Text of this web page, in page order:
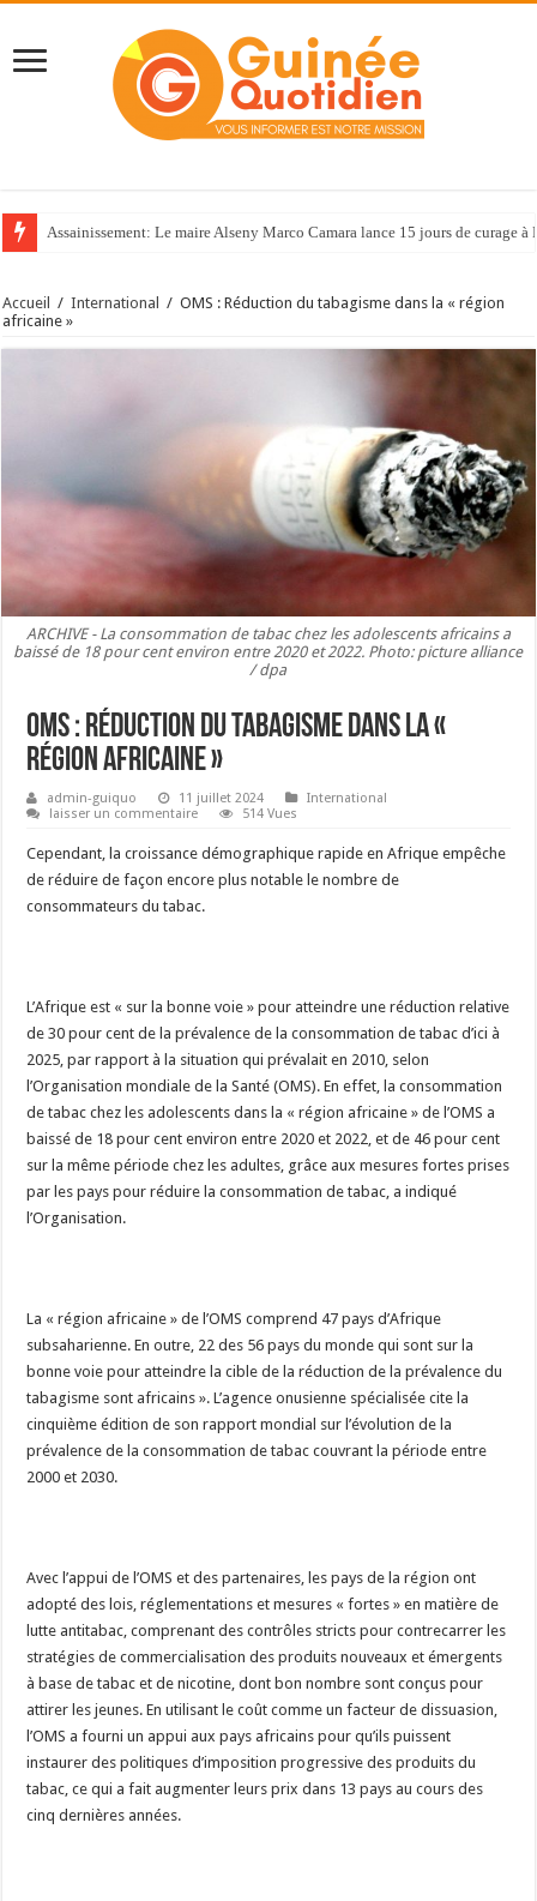
Assainissement: Le maire Alseny Marco Camara lance 15 jours de curage à
Accueil / International / OMS : Réduction du tabagisme dans la « région
africaine »
ARCHIVE - La consommation de tabac chez les adolescents africains a
baissé de 18 pour cent environ entre 2020 et 2022. Photo: picture alliance
/ dpa
OMS : Réduction du tabagisme dans la «
région africaine »
admin-guiquo 11 juillet 2024
International
laisser un commentaire
514 Vues
Cependant, la croissance démographique rapide en Afrique empêche
de réduire de façon encore plus notable le nombre de
consommateurs du tabac.
L’Afrique est « sur la bonne voie » pour atteindre une réduction relative
de 30 pour cent de la prévalence de la consommation de tabac d’ici à
2025, par rapport à la situation qui prévalait en 2010, selon
l’Organisation mondiale de la Santé (OMS). En effet, la consommation
de tabac chez les adolescents dans la « région africaine » de l’OMS a
baissé de 18 pour cent environ entre 2020 et 2022, et de 46 pour cent
sur la même période chez les adultes, grâce aux mesures fortes prises
par les pays pour réduire la consommation de tabac, a indiqué
l’Organisation.
La « région africaine » de l’OMS comprend 47 pays d’Afrique
subsaharienne. En outre, 22 des 56 pays du monde qui sont sur la
bonne voie pour atteindre la cible de la réduction de la prévalence du
tabagisme sont africains ». L’agence onusienne spécialisée cite la
cinquième édition de son rapport mondial sur l’évolution de la
prévalence de la consommation de tabac couvrant la période entre
2000 et 2030.
Avec l’appui de l’OMS et des partenaires, les pays de la région ont
adopté des lois, réglementations et mesures « fortes » en matière de
lutte antitabac, comprenant des contrôles stricts pour contrecarrer les
stratégies de commercialisation des produits nouveaux et émergents
à base de tabac et de nicotine, dont bon nombre sont conçus pour
attirer les jeunes. En utilisant le coût comme un facteur de dissuasion,
l’OMS a fourni un appui aux pays africains pour qu’ils puissent
instaurer des politiques d’imposition progressive des produits du
tabac, ce qui a fait augmenter leurs prix dans 13 pays au cours des
cinq dernières années.